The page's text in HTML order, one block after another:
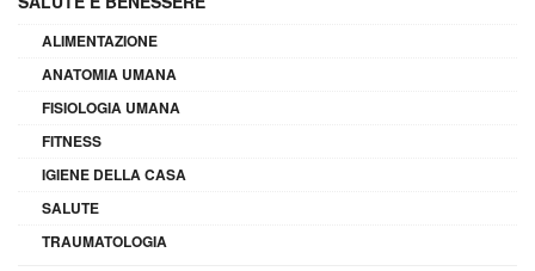
ALIMENTAZIONE
ANATOMIA UMANA
FISIOLOGIA UMANA
FITNESS
IGIENE DELLA CASA
SALUTE
TRAUMATOLOGIA